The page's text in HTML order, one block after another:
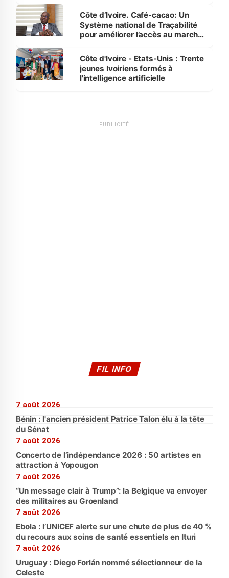
Côte d’Ivoire. Café-cacao: Un
Système national de Traçabilité
pour améliorer l’accès au marché
Côte d'Ivoire - Etats-Unis : Trente
jeunes Ivoiriens formés à
l'intelligence artificielle
PUBLICITÉ
FIL INFO
7 août 2026
Bénin : l'ancien président Patrice Talon élu à la tête
du Sénat
7 août 2026
Concerto de l’indépendance 2026 : 50 artistes en
attraction à Yopougon
7 août 2026
“Un message clair à Trump”: la Belgique va envoyer
des militaires au Groenland
7 août 2026
Ebola : l’UNICEF alerte sur une chute de plus de 40 %
du recours aux soins de santé essentiels en Ituri
7 août 2026
Uruguay : Diego Forlán nommé sélectionneur de la
Celeste